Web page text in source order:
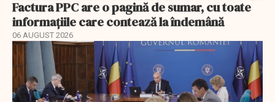
Factura PPC are o pagină de sumar, cu toate
informațiile care contează la îndemână
06 AUGUST 2026